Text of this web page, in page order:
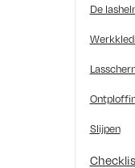
De
Slijpen